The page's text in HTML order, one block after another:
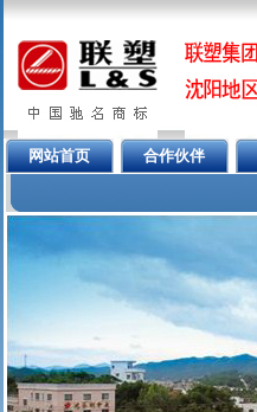
网站首页 合作伙伴